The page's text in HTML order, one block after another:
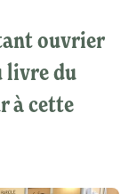
ouvrier
livre du
à cette